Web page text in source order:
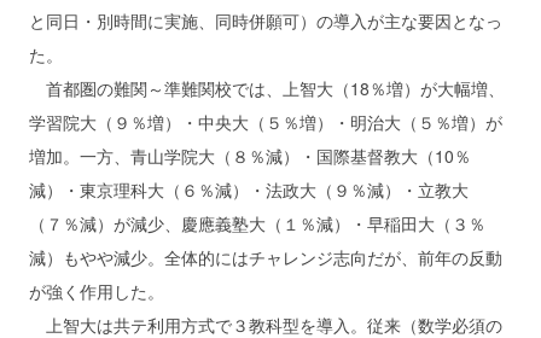
と同日・別時間に実施、同時併願可）の導入が主な要因となっ
た。
首都圏の難関～準難関校では、上智大（18％増）が大幅増、
学習院大（９％増）・中央大（５％増）・明治大（５％増）が
増加。一方、青山学院大（８％減）・国際基督教大（10％
減）・東京理科大（６％減）・法政大（９％減）・立教大
（７％減）が減少、慶應義塾大（１％減）・早稲田大（３％
減）もやや減少。全体的にはチャレンジ志向だが、前年の反動
が強く作用した。
上智大は共テ利用方式で３教科型を導入。従来（数学必須の